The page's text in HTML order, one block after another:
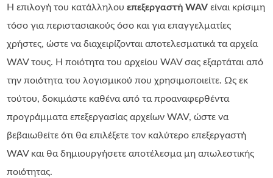
Η επιλογή του κατάλληλουεπεξεργαστή WAV είναι κρίσιμη
τόσο για περιστασιακούς όσο και για επαγγελματίες
χρήστες, ώστε να διαχειρίζονται αποτελεσματικά τα αρχεία
WAV τους. Η ποιότητα του αρχείου WAV σας εξαρτάται από
την ποιότητα του λογισμικού που χρησιμοποιείτε. Ως εκ
τούτου, δοκιμάστε καθένα από τα προαναφερθέντα
προγράμματα επεξεργασίας αρχείων WAV, ώστε να
βεβαιωθείτε ότι θα επιλέξετε τον καλύτερο επεξεργαστή
WAV και θα δημιουργήσετε αποτέλεσμα μη απωλεστικής
ποιότητας.